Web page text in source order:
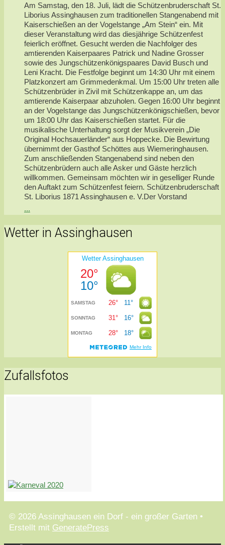
Am Samstag, den 18. Juli, lädt die Schützenbruderschaft St.
Liborius Assinghausen zum traditionellen Stangenabend mit
Kaiserschießen an der Vogelstange „Am Stein“ ein. Mit
dieser Veranstaltung wird das diesjährige Schützenfest
feierlich eröffnet. Gesucht werden die Nachfolger des
amtierenden Kaiserpaares Patrick und Nadine Grosser
sowie des Jungschützenkönigspaares David Busch und
Leni Kracht. Die Festfolge beginnt um 14:30 Uhr mit einem
Platzkonzert am Grimmedenkmal. Um 15:00 Uhr treten alle
Schützenbrüder in Zivil mit Schützenkappe an, um das
amtierende Kaiserpaar abzuholen. Gegen 16:00 Uhr beginnt
an der Vogelstange das Jungschützenkönigschießen, bevor
um 18:00 Uhr das Kaiserschießen startet. Für die
musikalische Unterhaltung sorgt der Musikverein „Die
Original Hochsauerländer“ aus Hoppecke. Die Bewirtung
übernimmt der Gasthof Schöttes aus Wiemeringhausen.
Zum anschließenden Stangenabend sind neben den
Schützenbrüdern auch alle Asker und Gäste herzlich
willkommen. Gemeinsam möchten wir in geselliger Runde
den Auftakt zum Schützenfest feiern. Schützenbruderschaft
St. Liborius 1871 Assinghausen e. V.Der Vorstand
...
Wetter in Assinghausen
Zufallsfotos
© 2026 Assinghausen ein Dorf - ein großer Garten •
Erstellt mit GeneratePress